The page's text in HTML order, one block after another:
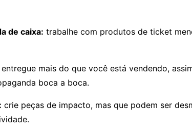
de caixa: trabalhe com produtos de ticket
entregue mais do que você está vendendo,
boca a boca.
crie peças de impacto, mas que podem ser